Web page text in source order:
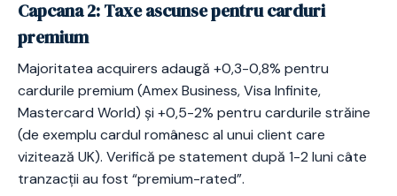
Capcana 2: Taxe ascunse pentru carduri
premium
Majoritatea acquirers adaugă +0,3-0,8% pentru
cardurile premium (Amex Business, Visa Infinite,
Mastercard World) și +0,5-2% pentru cardurile străine
(de exemplu cardul românesc al unui client care
vizitează UK). Verifică pe statement după 1-2 luni câte
tranzacții au fost “premium-rated”.